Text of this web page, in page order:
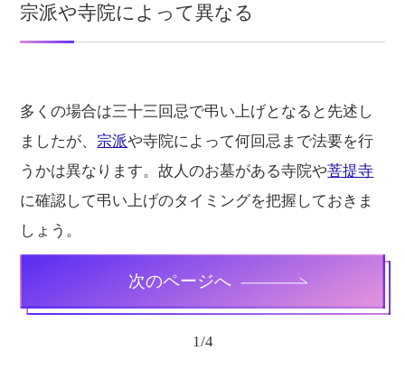
宗派や寺院によって異なる
多くの場合は三十三回忌で弔い上げとなると先述し
ましたが、 宗派や寺院によって何回忌まで法要を行
うかは異なります。故人のお墓がある寺院や菩提寺
に確認して弔い上げのタイミングを把握しておきま
しょう。
次のページへ
1/4